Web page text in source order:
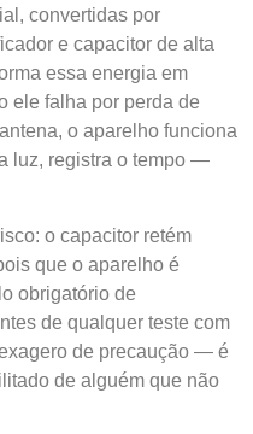
convertidas por
e capacitor de alta
essa energia em
ele falha por perda de
o aparelho funciona
luz, registra o tempo —
o capacitor retém
que o aparelho é
obrigatório de
de qualquer teste com
de precaução — é
de alguém que não